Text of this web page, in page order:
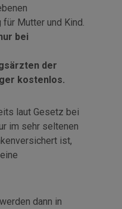
Mutter und Kind.
bei
der
kostenlos.
laut Gesetz bei
im sehr seltenen
ist,
dann in